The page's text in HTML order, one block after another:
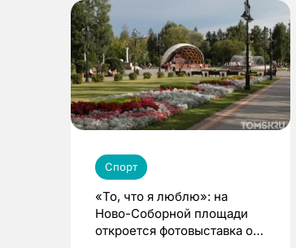
Спорт
«То, что я люблю»: на
Ново-Соборной площади
откроется фотовыставка о